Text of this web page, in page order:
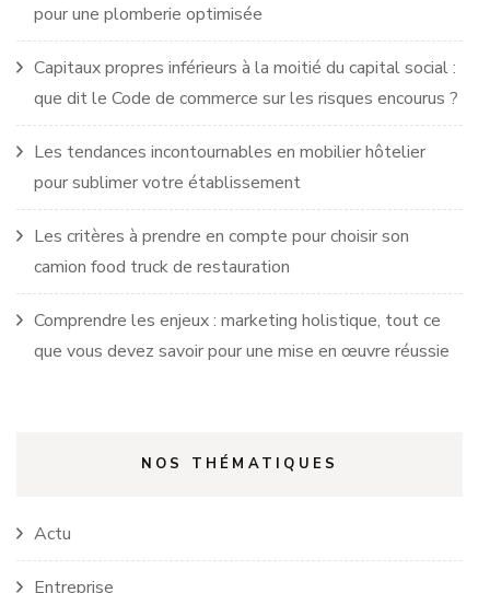
pour une plomberie optimisée
Capitaux propres inférieurs à la moitié du capital social :
que dit le Code de commerce sur les risques encourus ?
Les tendances incontournables en mobilier hôtelier
pour sublimer votre établissement
Les critères à prendre en compte pour choisir son
camion food truck de restauration
Comprendre les enjeux : marketing holistique, tout ce
que vous devez savoir pour une mise en œuvre réussie
NOS THÉMATIQUES
Actu
Entreprise